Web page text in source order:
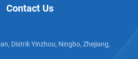
Contact Us
Distrik Yinzhou, Ningbo, Zhejiang,